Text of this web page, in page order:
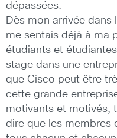
dépassées.
Dès mon arrivée dans
me sentais déjà à ma
étudiants et
stage dans une
que Cisco peut être
cette grande
motivants et motivés,
dire que les membres